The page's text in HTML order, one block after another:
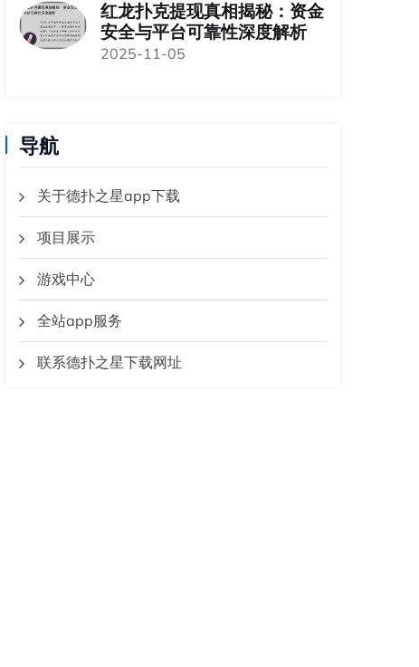
红龙扑克提现真相揭秘：资金
安全与平台可靠性深度解析
2025-11-05
导航
关于德扑之星app下载
项目展示
游戏中心
全站app服务
联系德扑之星下载网址